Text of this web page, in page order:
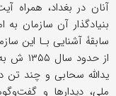
آنان در بغداد، همراه
سابقۀ آشنایی بـا این
از
یدالله سحابی و چند تن